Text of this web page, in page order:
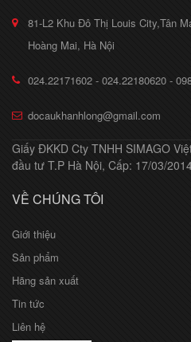
81-L2 Khu Đô Thị Louis City,Tân
Hoàng Mai, Hà Nội
024.22171602 - 024.22180620 -
docaukhanhlong@gmail.com
Giấy ĐKKD Cty TNHH SIMAGO
đầu tư T.P Hà Nội, Cấp: 17/03/
VỀ CHÚNG TÔI
Giới thiệu
Sản phẩm
Hãng sản xuất
Tin tức
Liên hệ